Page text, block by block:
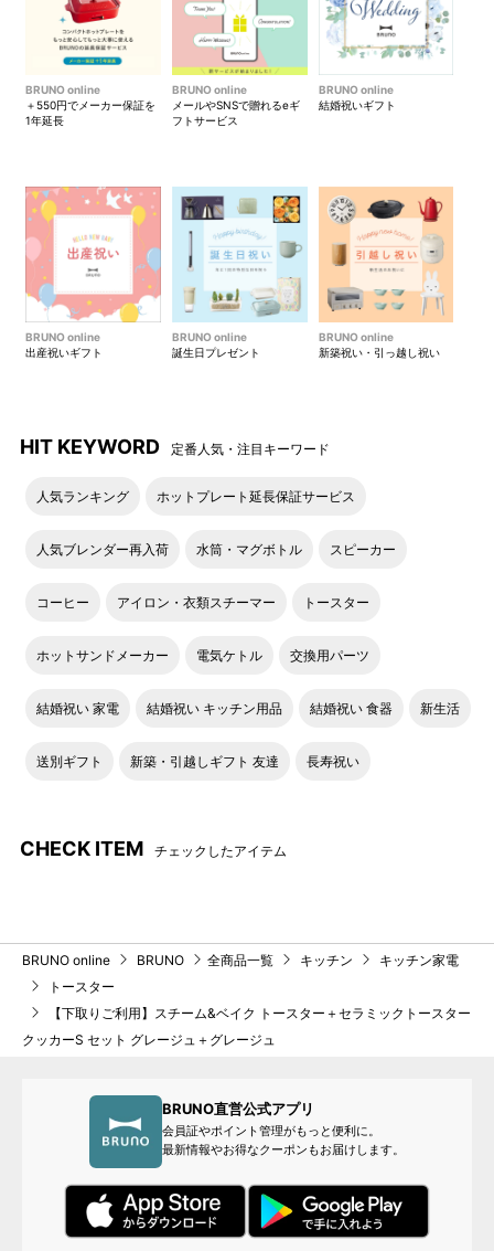
旧仕様
新仕様
ダイヤルの形状変更とローレ
ット（滑り止めの凹凸）を追
加しました。
旧仕様
新仕様
更しました。
旧仕様
新仕様
凹凸を軽減した網形状と枠の
に違いがございます。取り付
け方法につきましては変更ご
BRUNO online
＋550円でメーカー保証を
1年延長
BRUNO online
メールやSNSで贈れるeギ
フトサービス
BRUNO online
結婚祝いギフト
BRUNO online
出産祝いギフト
BRUNO online
誕生日プレゼント
BRUNO online
新築祝い・引っ越し祝い
HIT KEYWORD 定番人気・注目キーワード
人気ランキング ホットプレート延長保証サービス
人気ブレンダー再入荷 水筒・マグボトル スピーカー
コーヒー アイロン・衣類スチーマー トースター
ホットサンドメーカー 電気ケトル 交換用パーツ
結婚祝い 家電 結婚祝い キッチン用品 結婚祝い 食器 新生活
送別ギフト 新築・引越しギフト 友達 長寿祝い
CHECK ITEM チェックしたアイテム
BRUNO online BRUNO 全商品一覧 キッチン
キッチン家電
トースター
【下取りご利用】スチーム&ベイク トースター＋セラミックトースター
クッカーS セット グレージュ＋グレージュ
BRUNO直営公式アプリ
会員証やポイント管理がもっと便利に。
最新情報やお得なクーポンもお届けします。